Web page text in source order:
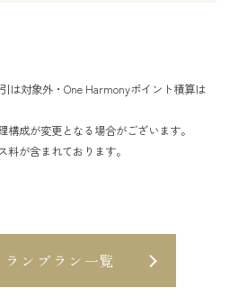
は対象外・One Harmonyポイント積算は
成が変更となる場合がございます。
が含まれております。
ランプラン一覧